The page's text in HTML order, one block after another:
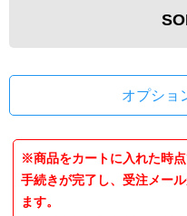
オプショ
※商品をカートに入れた時
手続きが完了し、受注メー
ます。